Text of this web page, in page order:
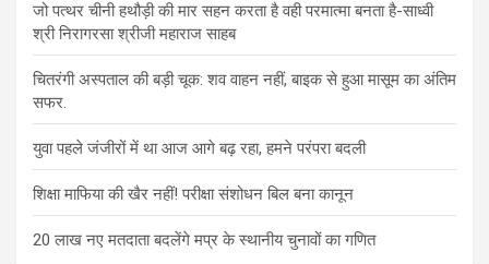
जो पत्थर चीनी हथौड़ी की मार सहन करता है वही परमात्मा बनता है-साध्वी
श्री निरागरसा श्रीजी महाराज साहब
चितरंगी अस्पताल की बड़ी चूक: शव वाहन नहीं, बाइक से हुआ मासूम का अंतिम
सफर.
युवा पहले जंजीरों में था आज आगे बढ़ रहा, हमने परंपरा बदली
शिक्षा माफिया की खैर नहीं! परीक्षा संशोधन बिल बना कानून
20 लाख नए मतदाता बदलेंगे मप्र के स्थानीय चुनावों का गणित